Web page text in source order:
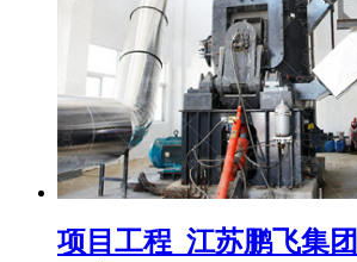
项目工程_江苏鹏飞集